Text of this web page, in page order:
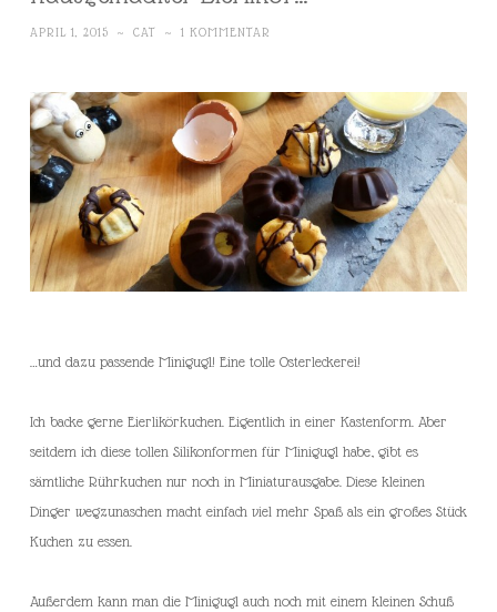
APRIL 1, 2015 ~ CAT ~ 1 KOMMENTAR
…und dazu passende Minigugl! Eine tolle Osterleckerei!
Ich backe gerne Eierlikörkuchen. Eigentlich in einer Kastenform. Aber
seitdem ich diese tollen Silikonformen für Minigugl habe, gibt es
sämtliche Rührkuchen nur noch in Miniaturausgabe. Diese kleinen
Dinger wegzunaschen macht einfach viel mehr Spaß als ein großes Stück
Kuchen zu essen.
Außerdem kann man die Minigugl auch noch mit einem kleinen Schuß